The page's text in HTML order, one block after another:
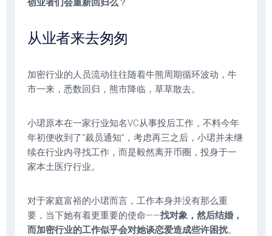
从业者来去匆匆
加密行业的人员流动往往随着牛熊周期循环波动，牛
市一来，悉数回归，熊市降临，草草散去。
小珺原本在一家行业知名VC从事投后工作，不料今年
年初便收到了“裁员通知”，考虑再三之后，小珺并未继
续在行业内寻找工作，而是毅然离开币圈，投身于一
家本土医疗行业。
对于家庭富裕的小珺而言，工作本身并没有那么重
要，当下她有着更重要的使命——找对象，然后结婚，
而加密行业的工作似乎会对她谈恋爱造成些许困扰。